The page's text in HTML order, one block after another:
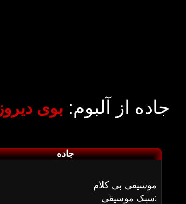
جاده از آلبوم: بوی دیروز ۵۰
جاده
موسیقی بی کلام
سبک موسیقی: